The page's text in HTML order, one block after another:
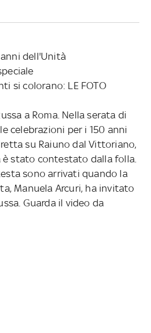
dell'Unità
si colorano: LE FOTO
a Roma. Nella serata di
celebrazioni per i 150 anni
su Raiuno dal Vittoriano,
è stato contestato dalla folla.
sono arrivati quando la
Manuela Arcuri, ha invitato
Guarda il video da